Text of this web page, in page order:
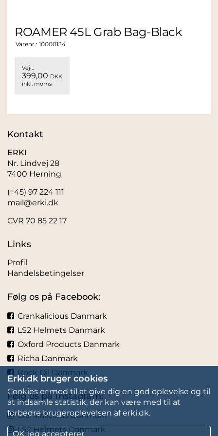
ROAMER 45L Grab Bag-Black
Varenr.: 10000134
Vejl.:
399,00 DKK
inkl. moms
Kontakt
ERKI
Nr. Lindvej 28
7400 Herning
(+45) 97 224 111
mail@erki.dk
CVR 70 85 22 17
Links
Profil
Handelsbetingelser
Følg os på Facebook:
Crankalicious Danmark
LS2 Helmets Danmark
Oxford Products Danmark
Richa Danmark
Rock Oil Danmark
Følg os på Instagram:
Crankalicious Danmark
LS2 Helmets Danmark
Erki.dk bruger cookies
Cookies er med til at give dig en god oplevelse og til
at indsamle statistik, der kan være med til at
forbedre brugeroplevelsen af erki.dk.
OK, jeg accepterer